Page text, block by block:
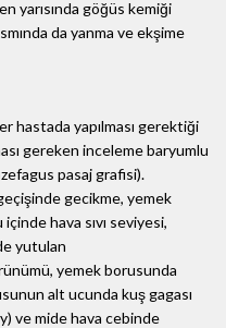
yarısında göğüs kemiği
da yanma ve ekşime
hastada yapılması gerektiği
gereken inceleme baryumlu
pasaj grafisi).
gecikme, yemek
hava sıvı seviyesi,
yutulan
yemek borusunda
alt ucunda kuş gagası
ve mide hava cebinde